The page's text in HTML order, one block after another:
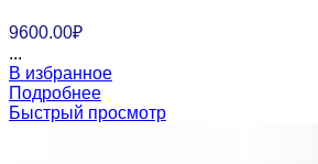
9600.00₽
...
В избранное
Подробнее
Быстрый просмотр